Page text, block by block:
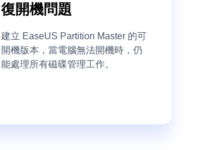
復開機問題
建立 EaseUS Partition Master 的可
開機版本，當電腦無法開機時，仍
能處理所有磁碟管理工作。